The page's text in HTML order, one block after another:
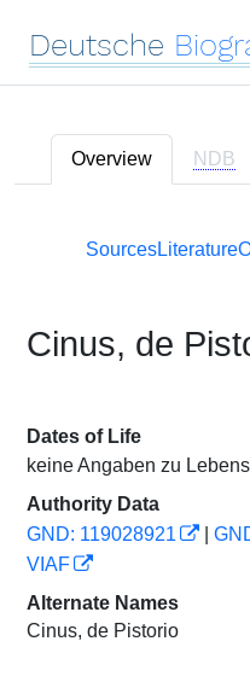
Deutsche
Overview NDB
SourcesLiterature
Cinus, de
Dates of Life
keine Angaben zu
Authority Data
GND: 119028921
VIAF
Alternate Names
Cinus, de Pistorio